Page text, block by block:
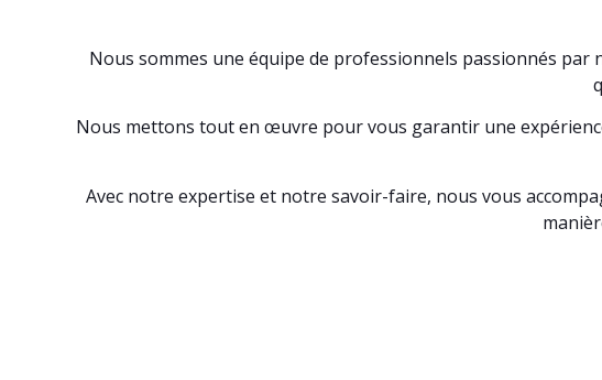
Nous sommes une équipe de professionnels passionnés
Nous mettons tout en œuvre pour vous garantir une
Avec notre expertise et notre savoir-faire, nous vous